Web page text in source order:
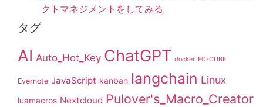
クトマネジメントをしてみる
タグ
AI Auto_Hot_Key ChatGPT docker EC-CUBE
Evernote JavaScript kanban langchain Linux
luamacros Nextcloud Pulover's_Macro_Creator